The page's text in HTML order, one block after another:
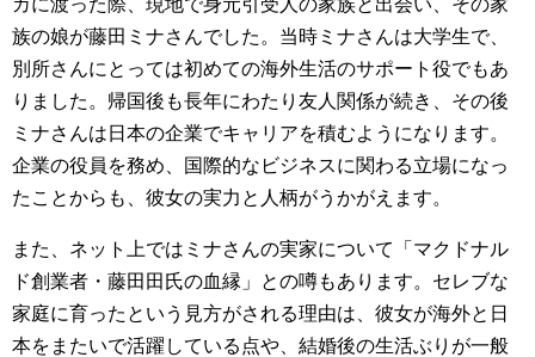
カに渡った際、現地で身元引受人の家族と出会い、その家
族の娘が藤田ミナさんでした。当時ミナさんは大学生で、
別所さんにとっては初めての海外生活のサポート役でもあ
りました。帰国後も長年にわたり友人関係が続き、その後
ミナさんは日本の企業でキャリアを積むようになります。
企業の役員を務め、国際的なビジネスに関わる立場になっ
たことからも、彼女の実力と人柄がうかがえます。
また、ネット上ではミナさんの実家について「マクドナル
ド創業者・藤田田氏の血縁」との噂もあります。セレブな
家庭に育ったという見方がされる理由は、彼女が海外と日
本をまたいで活躍している点や、結婚後の生活ぶりが一般